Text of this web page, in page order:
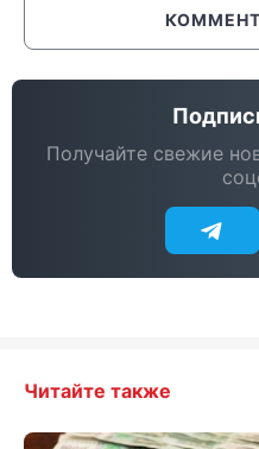
Получайте свежие
Читайте также